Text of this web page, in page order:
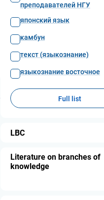
преподавателей НГУ
японский язык
камбун
текст (языкознание)
языкознание восточное
Full list
LBC
...
Literature on branches of
knowledge